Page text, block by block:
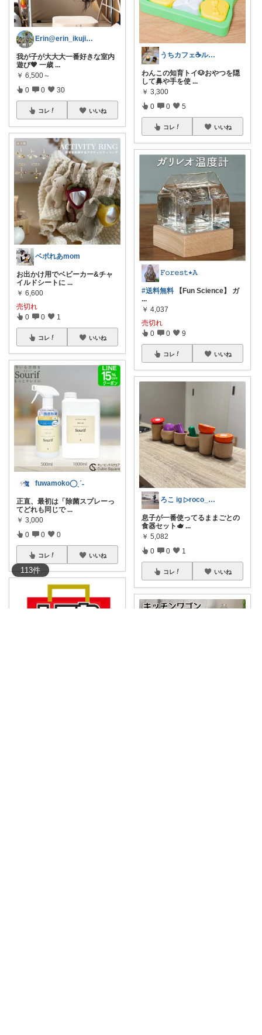
113件
Erin@erin_ikujihack_
我が子が大大大一番好きな室内
遊び🤎 一歳 ...
￥ 6,500～
0 0 30
コレ いいね
ベポれあmom
お出かけ用でベビーカー&チャ
イルドシートに ...
￥ 6,600
売切れ
0 0 1
コレ いいね
fuwamoko◯ˎˊ˗
正直、最初は「除菌スプレーっ
てどれも同じで ...
￥ 3,000
0 0 0
コレ いいね
うちカフェ☕️ルーム 🐶との暮らし🐾
わんこの知育トイ🐶おやつを隠
して鼻や手を使 ...
￥ 3,300
0 0 5
コレ いいね
𝙵𝚘𝚛𝚎𝚜𝚝٭𝙰
#送料無料 【Fun Science】 ガ
...
￥ 4,037
売切れ
0 0 9
コレ いいね
ろこ ig ▷roco_noie
息子が一番使ってるままごとの
食器セット🫖 ...
￥ 5,082
0 0 1
コレ いいね